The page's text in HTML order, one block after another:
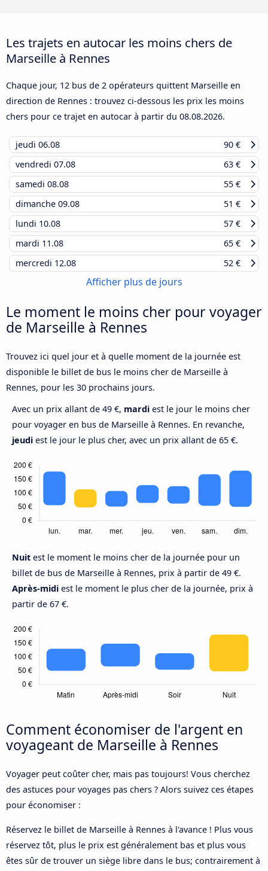
Les trajets en autocar les moins chers de
Marseille à Rennes
Chaque jour, 12 bus de 2 opérateurs quittent Marseille en
direction de Rennes : trouvez ci-dessous les prix les moins
chers pour ce trajet en autocar à partir du 08.08.2026.
jeudi 06.08
90 €
vendredi 07.08
63 €
samedi 08.08
55 €
dimanche 09.08
51 €
lundi 10.08
57 €
mardi 11.08
65 €
mercredi 12.08 52 €
Afficher plus de jours
Le moment le moins cher pour voyager
de Marseille à Rennes
Trouvez ici quel jour et à quelle moment de la journée est
disponible le billet de bus le moins cher de Marseille à
Rennes, pour les 30 prochains jours.
Avec un prix allant de 49 €, mardi est le jour le moins cher
pour voyager en bus de Marseille à Rennes. En revanche,
jeudi est le jour le plus cher, avec un prix allant de 65 €.
Nuit est le moment le moins cher de la journée pour un
billet de bus de Marseille à Rennes, prix à partir de 49 €.
Après-midi est le moment le plus cher de la journée, prix à
partir de 67 €.
Comment économiser de l'argent en
voyageant de Marseille à Rennes
Voyager peut coûter cher, mais pas toujours! Vous cherchez
des astuces pour voyages pas chers ? Alors suivez ces étapes
pour économiser :
Réservez le billet de Marseille à Rennes à l'avance ! Plus vous
réservez tôt, plus le prix est généralement bas et plus vous
êtes sûr de trouver un siège libre dans le bus; contrairement à